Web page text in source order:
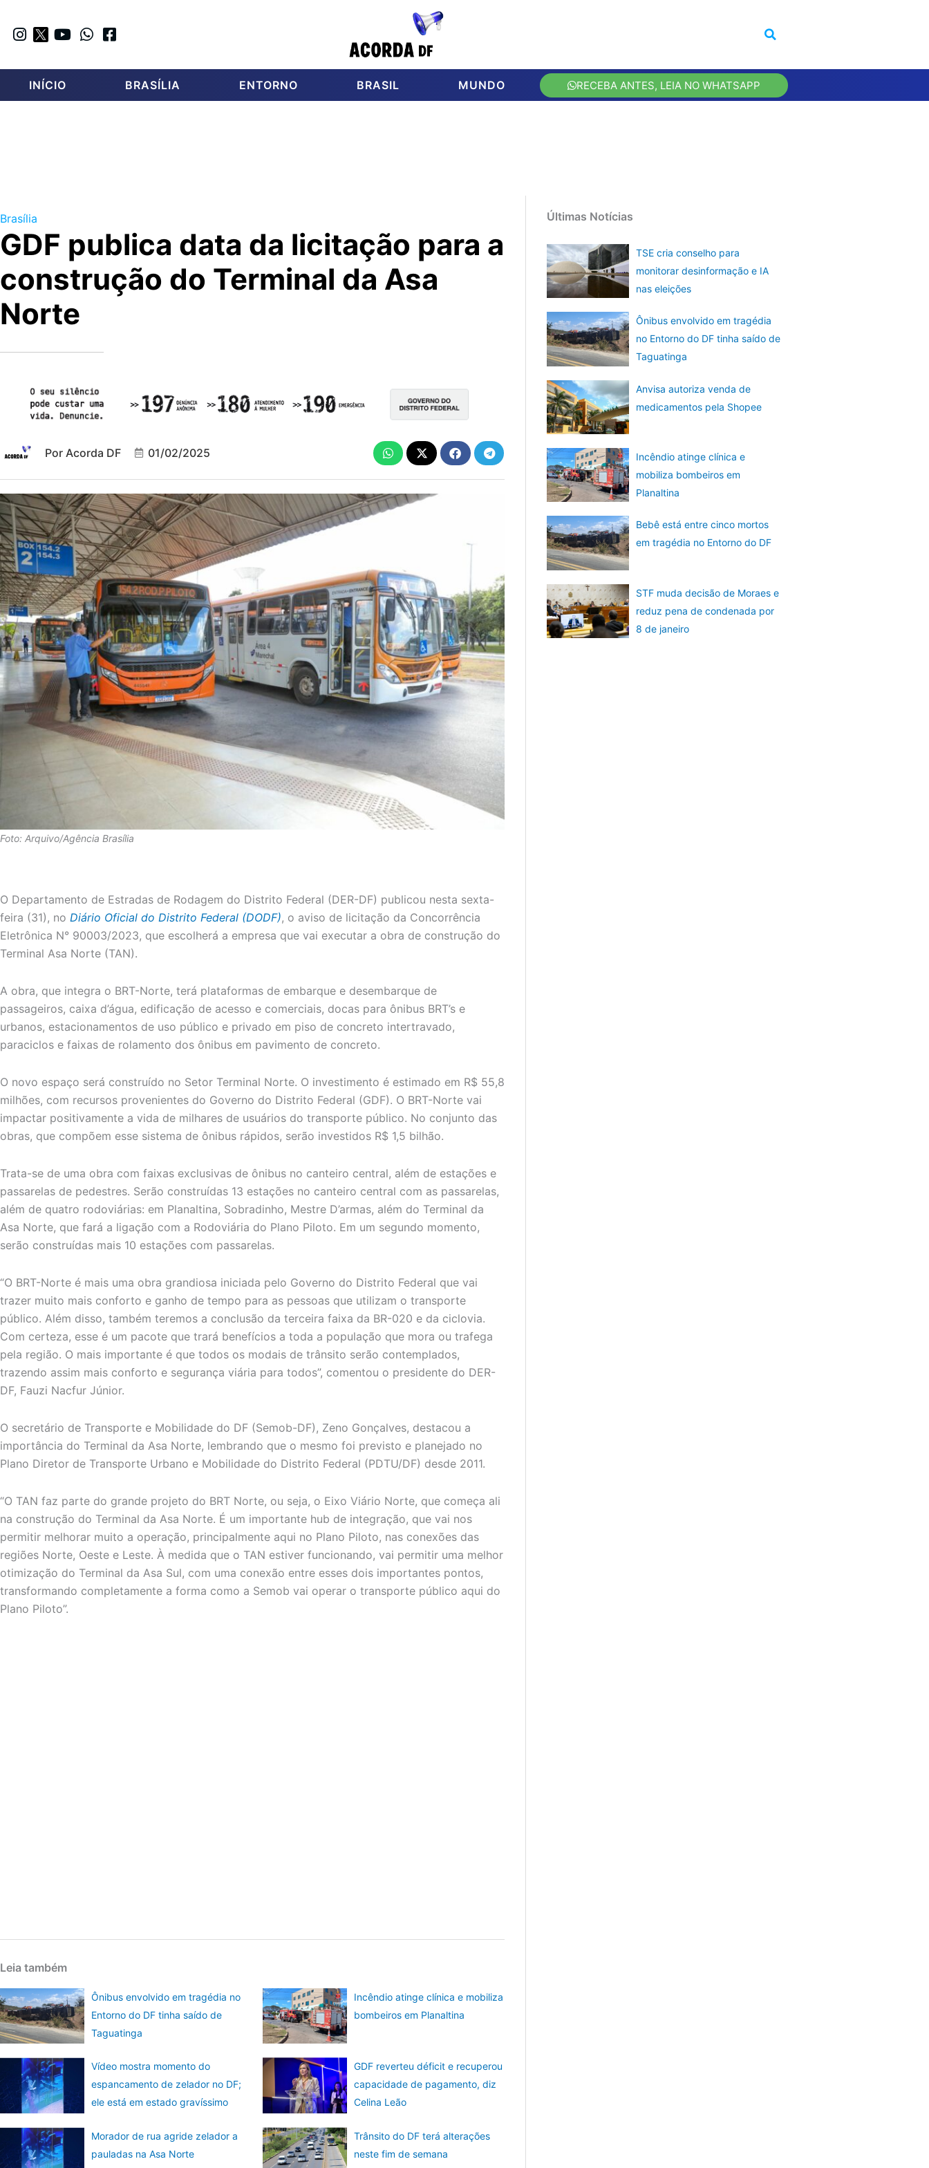
INÍCIO BRASÍLIA ENTORNO BRASIL MUNDO RECEBA ANTES, LEIA NO WHATSAPP
Brasília
GDF publica data da licitação para a
construção do Terminal da Asa
Norte
Por Acorda DF 01/02/2025
Foto: Arquivo/Agência Brasília
O Departamento de Estradas de Rodagem do Distrito Federal (DER-DF) publicou nesta sexta-
feira (31), no Diário Oficial do Distrito Federal (DODF), o aviso de licitação da Concorrência
Eletrônica N° 90003/2023, que escolherá a empresa que vai executar a obra de construção do
Terminal Asa Norte (TAN).
A obra, que integra o BRT-Norte, terá plataformas de embarque e desembarque de
passageiros, caixa d’água, edificação de acesso e comerciais, docas para ônibus BRT’s e
urbanos, estacionamentos de uso público e privado em piso de concreto intertravado,
paraciclos e faixas de rolamento dos ônibus em pavimento de concreto.
O novo espaço será construído no Setor Terminal Norte. O investimento é estimado em R$ 55,8
milhões, com recursos provenientes do Governo do Distrito Federal (GDF). O BRT-Norte vai
impactar positivamente a vida de milhares de usuários do transporte público. No conjunto das
obras, que compõem esse sistema de ônibus rápidos, serão investidos R$ 1,5 bilhão.
Trata-se de uma obra com faixas exclusivas de ônibus no canteiro central, além de estações e
passarelas de pedestres. Serão construídas 13 estações no canteiro central com as passarelas,
além de quatro rodoviárias: em Planaltina, Sobradinho, Mestre D’armas, além do Terminal da
Asa Norte, que fará a ligação com a Rodoviária do Plano Piloto. Em um segundo momento,
serão construídas mais 10 estações com passarelas.
“O BRT-Norte é mais uma obra grandiosa iniciada pelo Governo do Distrito Federal que vai
trazer muito mais conforto e ganho de tempo para as pessoas que utilizam o transporte
público. Além disso, também teremos a conclusão da terceira faixa da BR-020 e da ciclovia.
Com certeza, esse é um pacote que trará benefícios a toda a população que mora ou trafega
pela região. O mais importante é que todos os modais de trânsito serão contemplados,
trazendo assim mais conforto e segurança viária para todos”, comentou o presidente do DER-
DF, Fauzi Nacfur Júnior.
O secretário de Transporte e Mobilidade do DF (Semob-DF), Zeno Gonçalves, destacou a
importância do Terminal da Asa Norte, lembrando que o mesmo foi previsto e planejado no
Plano Diretor de Transporte Urbano e Mobilidade do Distrito Federal (PDTU/DF) desde 2011.
“O TAN faz parte do grande projeto do BRT Norte, ou seja, o Eixo Viário Norte, que começa ali
na construção do Terminal da Asa Norte. É um importante hub de integração, que vai nos
permitir melhorar muito a operação, principalmente aqui no Plano Piloto, nas conexões das
regiões Norte, Oeste e Leste. À medida que o TAN estiver funcionando, vai permitir uma melhor
otimização do Terminal da Asa Sul, com uma conexão entre esses dois importantes pontos,
transformando completamente a forma como a Semob vai operar o transporte público aqui do
Plano Piloto”.
Leia também
Ônibus envolvido em tragédia no
Entorno do DF tinha saído de
Taguatinga
Incêndio atinge clínica e mobiliza
bombeiros em Planaltina
Vídeo mostra momento do
espancamento de zelador no DF;
ele está em estado gravíssimo
GDF reverteu déficit e recuperou
capacidade de pagamento, diz
Celina Leão
Morador de rua agride zelador a
pauladas na Asa Norte
Trânsito do DF terá alterações
neste fim de semana
Últimas Notícias
TSE cria conselho para
monitorar desinformação e IA
nas eleições
Ônibus envolvido em tragédia
no Entorno do DF tinha saído de
Taguatinga
Anvisa autoriza venda de
medicamentos pela Shopee
Incêndio atinge clínica e
mobiliza bombeiros em
Planaltina
Bebê está entre cinco mortos
em tragédia no Entorno do DF
STF muda decisão de Moraes e
reduz pena de condenada por
8 de janeiro